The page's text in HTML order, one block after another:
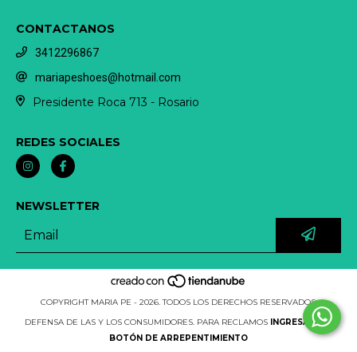
CONTACTANOS
3412296867
mariapeshoes@hotmail.com
Presidente Roca 713 - Rosario
REDES SOCIALES
NEWSLETTER
COPYRIGHT MARIA PE - 2026. TODOS LOS DERECHOS RESERVADOS.
DEFENSA DE LAS Y LOS CONSUMIDORES. PARA RECLAMOS INGRESÁ ACÁ.
BOTÓN DE ARREPENTIMIENTO